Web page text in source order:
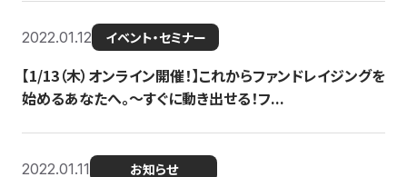
2022.01.12 イベント・セミナー
【1/13（木）オンライン開催！】これからファンドレイジングを
始めるあなたへ。〜すぐに動き出せる！フ...
2022.01.11 お知らせ